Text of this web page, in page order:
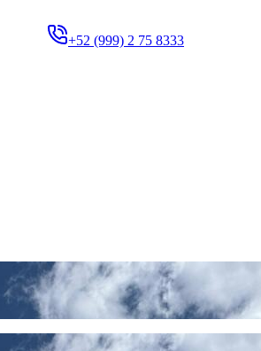
+52 (999) 2 75 8333